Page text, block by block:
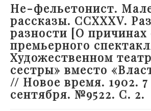
Не-фельетонист.
рассказы. CCXXXV.
разности [О
премьерного
Художественном
сестры» вместо
// Новое время. 1902. 7
сентября. №9522. С. 2.